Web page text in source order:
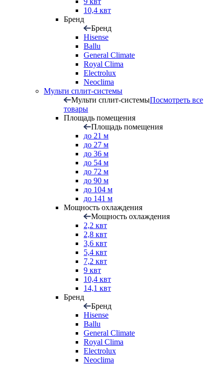
10,4 квт
Бренд
Бренд
Hisense
Ballu
General Climate
Royal Clima
Electrolux
Neoclima
Мульти сплит-системы
Мульти сплит-системыПосмотреть все
товары
Площадь помещения
Площадь помещения
до 21 м
до 27 м
до 36 м
до 54 м
до 72 м
до 90 м
до 104 м
до 141 м
Мощность охлаждения
Мощность охлаждения
2,2 квт
2,8 квт
3,6 квт
5,4 квт
7,2 квт
9 квт
10,4 квт
14,1 квт
Бренд
Бренд
Hisense
Ballu
General Climate
Royal Clima
Electrolux
Neoclima